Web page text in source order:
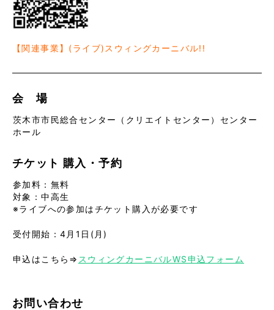
【関連事業】(ライブ)スウィングカーニバル!!
会 場
茨木市市民総合センター（クリエイトセンター）センター
ホール
チケット 購入・予約
参加料：無料
対象：中高生
※ライブへの参加はチケット購入が必要です
受付開始：4月1日(月)
申込はこちら⇒ スウィングカーニバルWS申込フォーム
お問い合わせ